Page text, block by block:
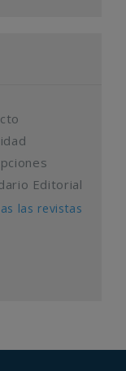
Editorial
las revistas